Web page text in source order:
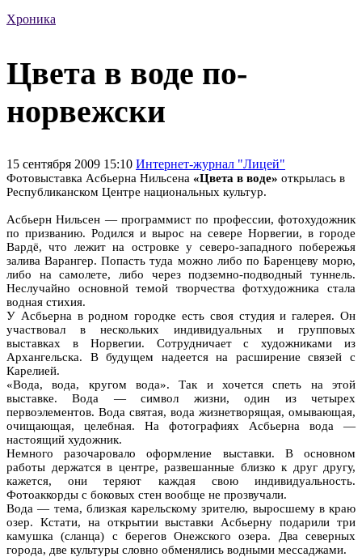
Хроника
Цвета в воде по-
норвежски
15 сентября 2009 15:10 Интернет-журнал "Лицей"
Фотовыставка Асбьерна Нильсена «Цвета в воде» открылась в
Республиканском Центре национальных культур.
Асбьерн Нильсен — программист по профессии, фотохудожник
по призванию. Родился и вырос на севере Норвегии, в городе
Вардё, что лежит на островке у северо-западного побережья
залива Варангер. Попасть туда можно либо по Баренцеву морю,
либо на самолете, либо через подземно-подводный туннель.
Неслучайно основной темой творчества фотхудожника стала
водная стихия.
У Асбьерна в родном городке есть своя студия и галерея. Он
участвовал в нескольких индивидуальных и групповых
выставках в Норвегии. Сотрудничает с художниками из
Архангельска. В будущем надеется на расширение связей с
Карелией.
«Вода, вода, кругом вода». Так и хочется спеть на этой
выставке. Вода — символ жизни, один из четырех
первоэлементов. Вода святая, вода жизнетворящая, омывающая,
очищающая, целебная. На фотографиях Асбьерна вода —
настоящий художник.
Немного разочаровало оформление выставки. В основном
работы держатся в центре, развешанные близко к друг другу,
кажется, они теряют каждая свою индивидуальность.
Фотоаккорды с боковых стен вообще не прозвучали.
Вода — тема, близкая карельскому зрителю, выросшему в краю
озер. Кстати, на открытии выставки Асбьерну подарили три
камушка (сланца) с берегов Онежского озера. Два северных
города, две культуры словно обменялись водными мессаджами.